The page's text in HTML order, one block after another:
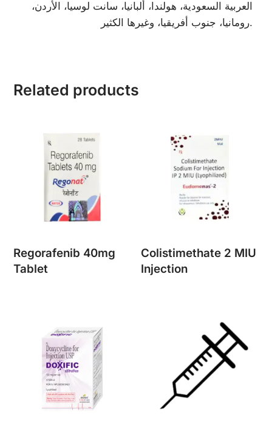
العربية السعودية، هولندا، ألبانيا، سانت لوسيا، الأردن،
رومانيا، جنوب أفريقيا، وغيرها الكثير.
Related products
Regorafenib 40mg
Tablet
Colistimethate 2 MIU
Injection